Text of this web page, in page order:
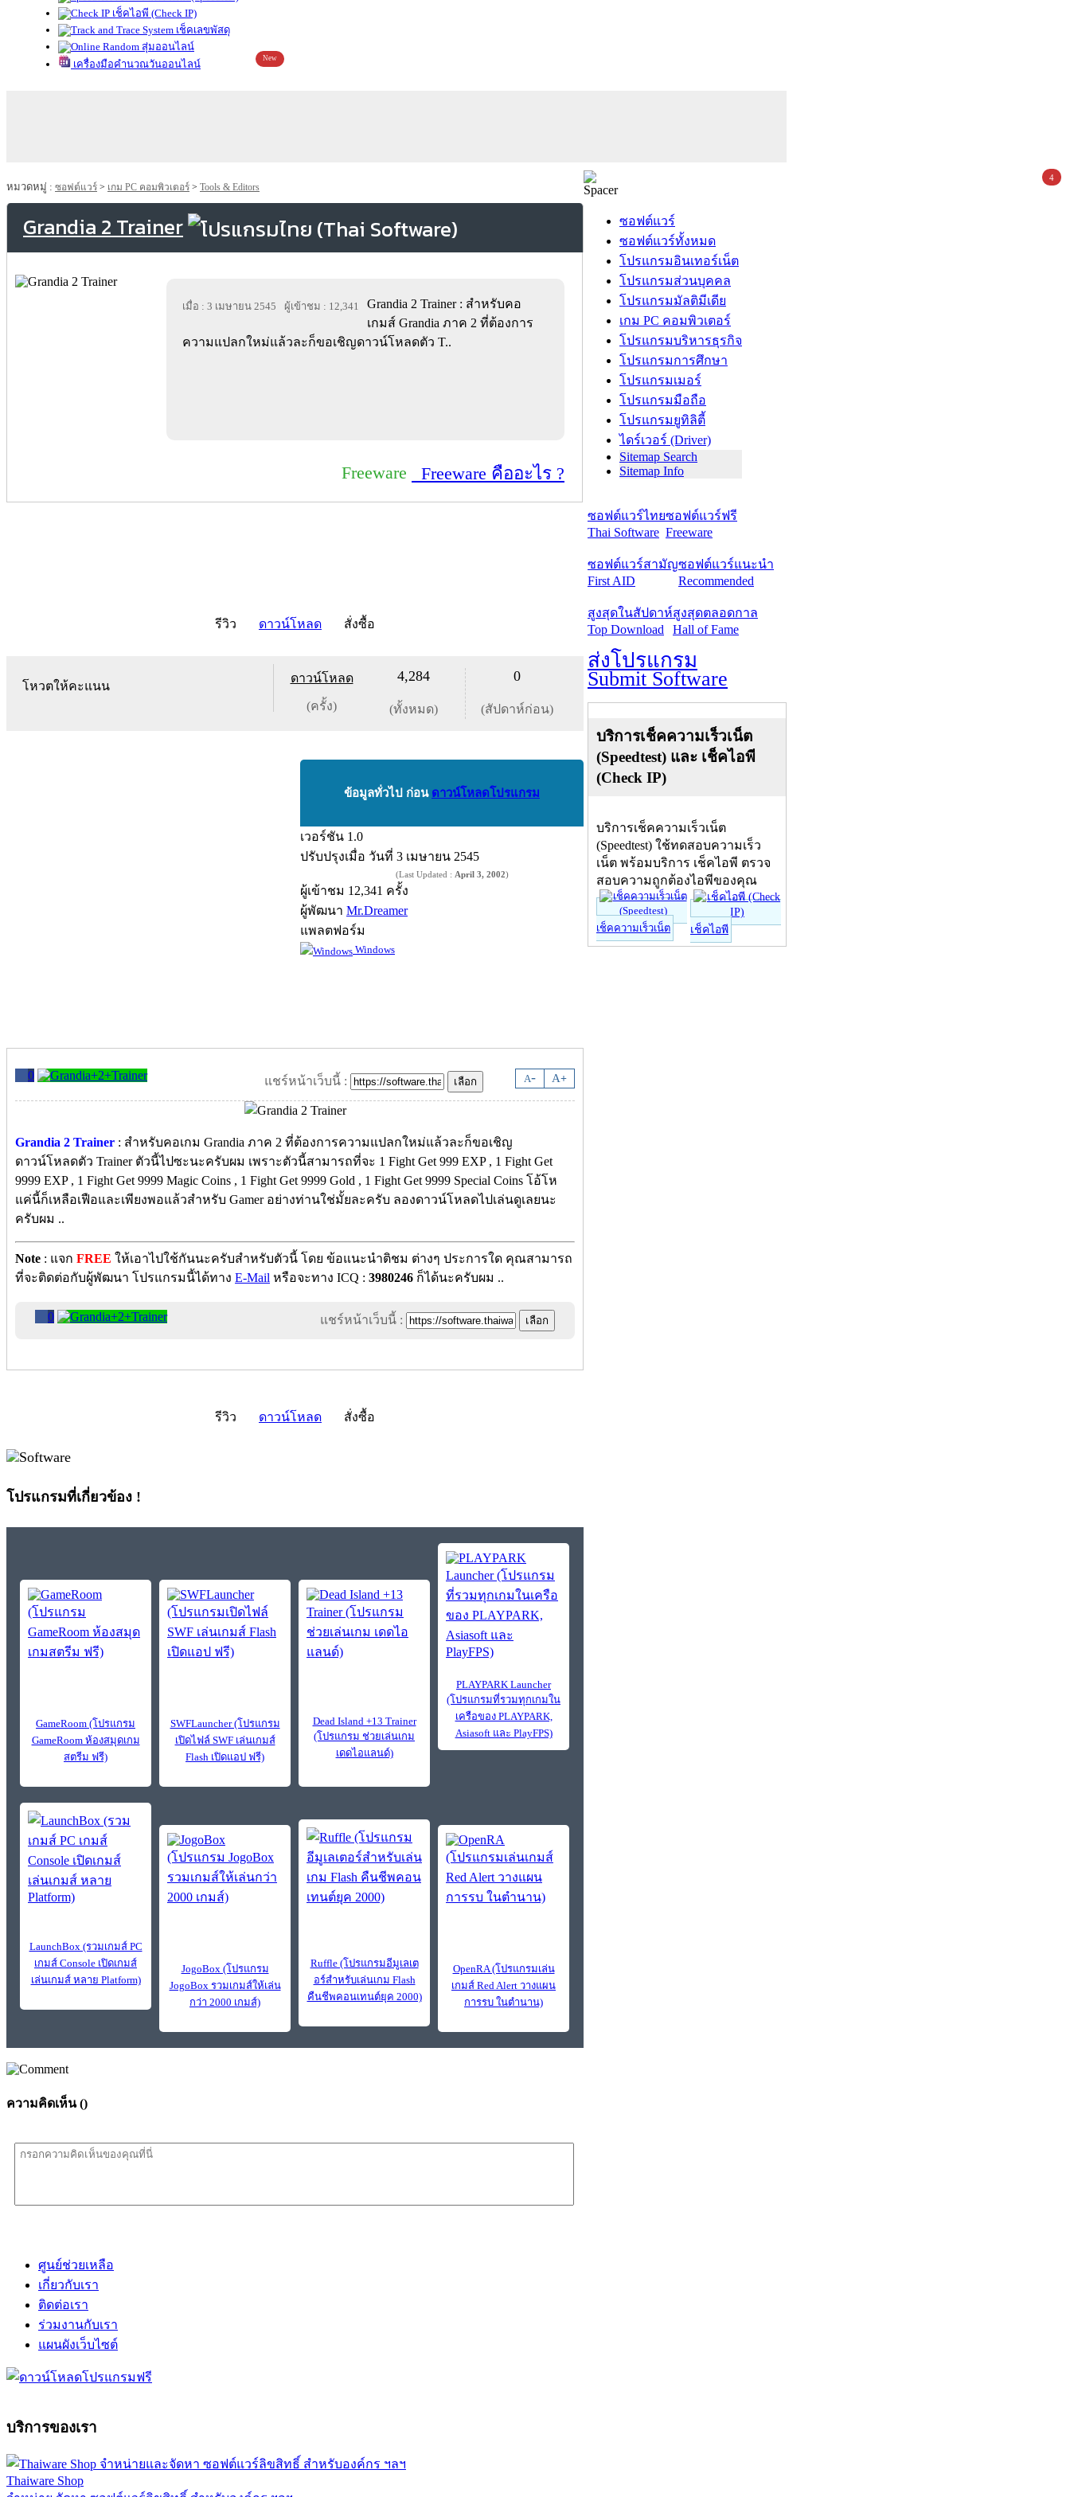
เช็คไอพี (Check IP)
เช็คเลขพัสดุ
สุ่มออนไลน์
เครื่องมือคำนวณวันออนไลน์
New
หมวดหมู่ : ซอฟต์แวร์ > เกม PC คอมพิวเตอร์ > Tools & Editors
Grandia 2 Trainer
เมื่อ : 3 เมษายน 2545 ผู้เข้าชม : 12,341
Grandia 2 Trainer : สำหรับคอ
เกมส์ Grandia ภาค 2 ที่ต้องการ
ความแปลกใหม่แล้วละก็ขอเชิญดาวน์โหลดตัว T..
Freeware Freeware คืออะไร ?
รีวิว ดาวน์โหลด สั่งซื้อ
โหวตให้คะแนน
ดาวน์โหลด
(ครั้ง)
4,284
(ทั้งหมด)
0
(สัปดาห์ก่อน)
ข้อมูลทั่วไป ก่อน ดาวน์โหลดโปรแกรม
เวอร์ชัน 1.0
ปรับปรุงเมื่อ วันที่ 3 เมษายน 2545
(Last Updated : April 3, 2002)
ผู้เข้าชม 12,341 ครั้ง
ผู้พัฒนา Mr.Dreamer
แพลตฟอร์ม
Windows
0 A- A+
แชร์หน้าเว็บนี้ :
Grandia 2 Trainer : สำหรับคอเกม Grandia ภาค 2 ที่ต้องการความแปลกใหม่แล้วละก็ขอเชิญ
ดาวน์โหลดตัว Trainer ตัวนี้ไปซะนะครับผม เพราะตัวนี้สามารถที่จะ 1 Fight Get 999 EXP , 1 Fight Get
9999 EXP , 1 Fight Get 9999 Magic Coins , 1 Fight Get 9999 Gold , 1 Fight Get 9999 Special Coins โอ้โห
แค่นี้ก็เหลือเฟือและเพียงพอแล้วสำหรับ Gamer อย่างท่านใช่มั้ยละครับ ลองดาวน์โหลดไปเล่นดูเลยนะ
ครับผม ..
Note : แจก FREE ให้เอาไปใช้กันนะครับสำหรับตัวนี้ โดย ข้อแนะนำติชม ต่างๆ ประการใด คุณสามารถ
ที่จะติดต่อกับผู้พัฒนา โปรแกรมนี้ได้ทาง E-Mail หรือจะทาง ICQ : 3980246 ก็ได้นะครับผม ..
0 แชร์หน้าเว็บนี้ :
รีวิว ดาวน์โหลด สั่งซื้อ
โปรแกรมที่เกี่ยวข้อง !
GameRoom (โปรแกรม
GameRoom ห้องสมุดเกม
สตรีม ฟรี)
SWFLauncher (โปรแกรม
เปิดไฟล์ SWF เล่นเกมส์
Flash เปิดแอป ฟรี)
Dead Island +13 Trainer
(โปรแกรม ช่วยเล่นเกม
เดดไอแลนด์)
PLAYPARK Launcher
(โปรแกรมที่รวมทุกเกมใน
เครือของ PLAYPARK,
Asiasoft และ PlayFPS)
LaunchBox (รวมเกมส์ PC
เกมส์ Console เปิดเกมส์
เล่นเกมส์ หลาย Platform)
JogoBox (โปรแกรม
JogoBox รวมเกมส์ให้เล่น
กว่า 2000 เกมส์)
Ruffle (โปรแกรมอีมูเลเต
อร์สำหรับเล่นเกม Flash
คืนชีพคอนเทนต์ยุค 2000)
OpenRA (โปรแกรมเล่น
เกมส์ Red Alert วางแผน
การรบ ในตำนาน)
ความคิดเห็น ()
ซอฟต์แวร์
ซอฟต์แวร์ทั้งหมด
โปรแกรมอินเทอร์เน็ต
โปรแกรมส่วนบุคคล
โปรแกรมมัลติมีเดีย
เกม PC คอมพิวเตอร์
โปรแกรมบริหารธุรกิจ
โปรแกรมการศึกษา
โปรแกรมเมอร์
โปรแกรมมือถือ
โปรแกรมยูทิลิตี้
ไดร์เวอร์ (Driver)
Sitemap Search
Sitemap Info
ซอฟต์แวร์ไทย
Thai Software
ซอฟต์แวร์ฟรี
Freeware
ซอฟต์แวร์สามัญ
First AID
ซอฟต์แวร์แนะนำ
Recommended
สูงสุดในสัปดาห์
Top Download
สูงสุดตลอดกาล
Hall of Fame
ส่งโปรแกรม
Submit Software
บริการเช็คความเร็วเน็ต
(Speedtest) และ เช็คไอพี
(Check IP)
บริการเช็คความเร็วเน็ต
(Speedtest) ใช้ทดสอบความเร็ว
เน็ต พร้อมบริการ เช็คไอพี ตรวจ
สอบความถูกต้องไอพีของคุณ
เช็คความเร็วเน็ต เช็คไอพี
ศูนย์ช่วยเหลือ
เกี่ยวกับเรา
ติดต่อเรา
ร่วมงานกับเรา
4
แผนผังเว็บไซต์
บริการของเรา
Thaiware Shop